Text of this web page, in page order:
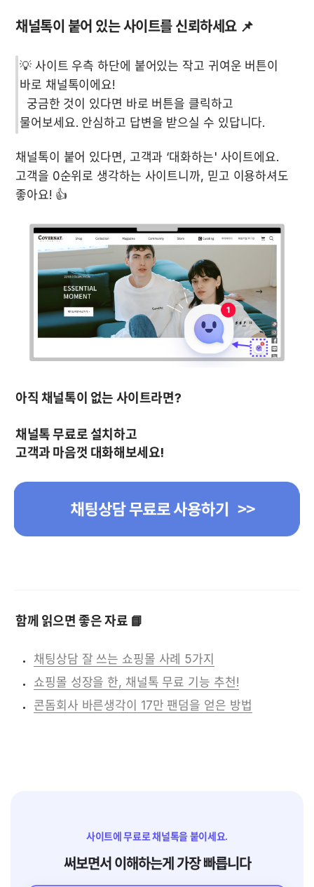
채널톡이 붙어 있는 사이트를 신뢰하세요 📌
💡 사이트 우측 하단에 붙어있는 작고 귀여운 버튼이
바로 채널톡이에요!
물어보세요. 안심하고 답변을 받으실 수 있답니다.
채널톡이 붙어 있다면, 고객과 ‘대화하는' 사이트에요.
고객을 0순위로 생각하는 사이트니까, 믿고 이용하셔도
좋아요! 👍
채널톡 무료
고객과 마음껏 대화해보세요!
함께 읽으면 좋은 자료 📘
채팅상담 잘 쓰는 쇼핑몰 사례 5가지
쇼핑몰 성장을 한, 채널톡 무료 기능 추천!
콘돔회사 바른생각이 17만 팬덤을 얻은 방법
사이트에 무료로 채널톡을 붙이세요.
써보면서 이해하는게 가장 빠릅니다